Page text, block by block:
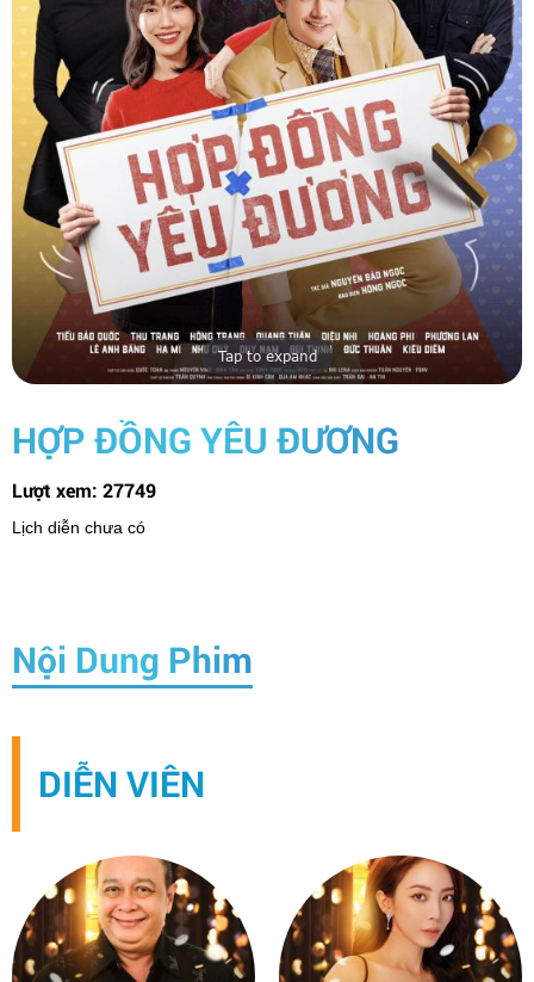
Tap to expand
HỢP ĐỒNG YÊU ĐƯƠNG
Lượt xem: 27749
Lịch diễn chưa có
Nội Dung Phim
DIỄN VIÊN